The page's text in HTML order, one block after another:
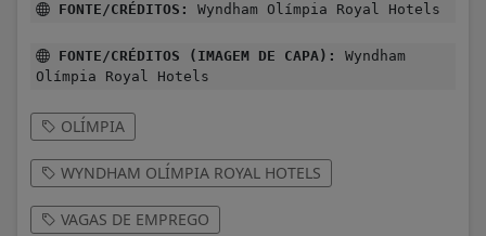
FONTE/CRÉDITOS: Wyndham Olímpia Royal Hotels
FONTE/CRÉDITOS (IMAGEM DE CAPA):
Wyndham
Olímpia Royal Hotels
OLÍMPIA
WYNDHAM OLÍMPIA ROYAL HOTELS
VAGAS DE EMPREGO